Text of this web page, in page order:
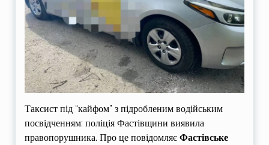
Таксист під “кайфом” з підробленим водійським
посвідченням: поліція Фастівщини виявила
правопорушника. Про це повідомляєФастівське